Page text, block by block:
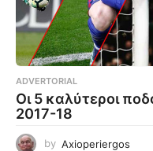
ADVERTORIAL
Οι 5 καλύτεροι
2017-18
by Axioperiergos